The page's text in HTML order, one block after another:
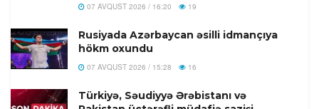
07 AVQUST 2026 / 16:20 19
Rusiyada Azərbaycan əsilli idmançıya
hökm oxundu
07 AVQUST 2026 / 15:28 16
Türkiyə, Səudiyyə Ərəbistanı və